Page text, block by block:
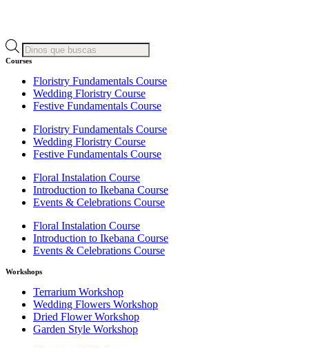
Búsqueda
de
Courses
Floristry Fundamentals Course
Wedding Floristry Course
Festive Fundamentals Course
Floristry Fundamentals Course
Wedding Floristry Course
Festive Fundamentals Course
Floral Instalation Course
Introduction to Ikebana Course
Events & Celebrations Course
Floral Instalation Course
Introduction to Ikebana Course
Events & Celebrations Course
Workshops
Terrarium Workshop
Wedding Flowers Workshop
Dried Flower Workshop
Garden Style Workshop